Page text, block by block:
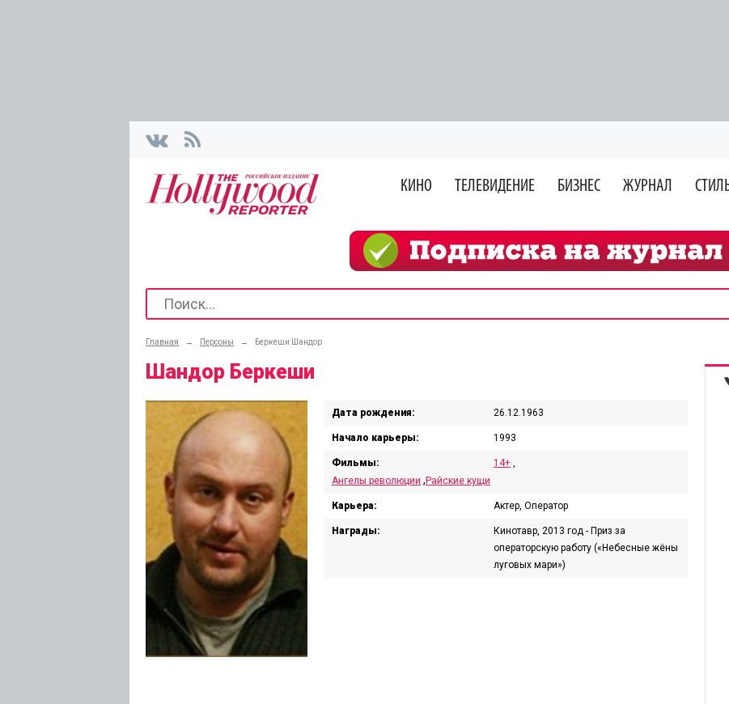
КИНО ТЕЛЕВИДЕНИЕ БИЗНЕС ЖУРНАЛ
Главная → Персоны → Беркеши Шандор
Шандор Беркеши
Дата рождения: 26.12.1963
Начало карьеры: 1993
Фильмы: 14+ ,
Ангелы революции , Райские кущи
Карьера: Актер, Оператор
Награды:
Кинотавр, 2013 год - Приз за
операторскую работу («Небесные жёны
луговых мари»)